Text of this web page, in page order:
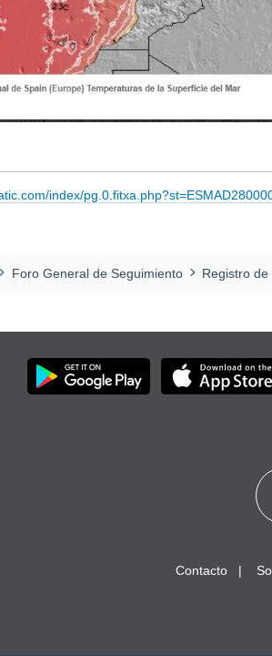
index/
Foro General de Seguimiento Registro de
Contacto